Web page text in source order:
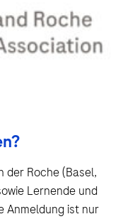
der Roche (Basel,
Lernende und
Anmeldung ist nur